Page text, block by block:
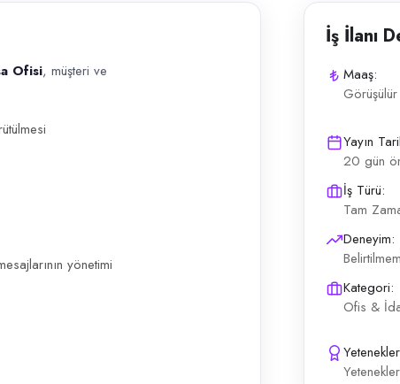
ve ekip standartlarını koruyacak bir Ofis Personeli (Bayan)
Ofisi, müşteri ve
yönetimi
İş İlanı
Maaş:
Görüşülür
Yayın
20 gün
İş Türü:
Tam
Deneyim:
Kategori:
Ofis &